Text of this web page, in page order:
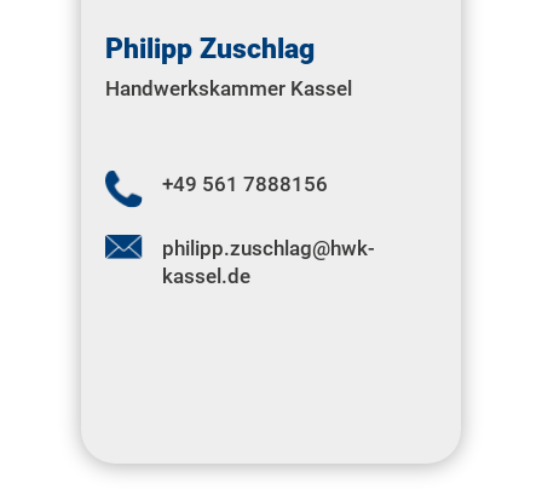
Philipp Zuschlag
Handwerkskammer Kassel
+49 561 7888156
philipp.zuschlag@hwk-
kassel.de